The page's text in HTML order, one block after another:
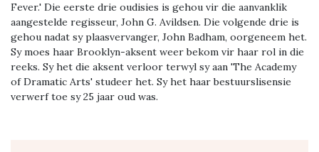
Fever.' Die eerste drie oudisies is gehou vir die aanvanklik
aangestelde regisseur, John G. Avildsen. Die volgende drie is
gehou nadat sy plaasvervanger, John Badham, oorgeneem het.
Sy moes haar Brooklyn-aksent weer bekom vir haar rol in die
reeks. Sy het die aksent verloor terwyl sy aan 'The Academy
of Dramatic Arts' studeer het. Sy het haar bestuurslisensie
verwerf toe sy 25 jaar oud was.